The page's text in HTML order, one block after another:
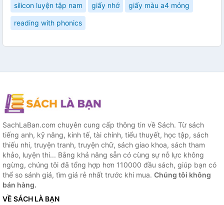
silicon luyện tập nam giấy nhớ giấy màu a4 mỏng
reading with phonics
SachLaBan.com chuyên cung cấp thông tin về Sách. Từ sách
tiếng anh, kỹ năng, kinh tế, tài chính, tiểu thuyết, học tập, sách
thiếu nhi, truyện tranh, truyện chữ, sách giao khoa, sách tham
khảo, luyện thi... Bằng khả năng sẵn có cùng sự nỗ lực không
ngừng, chúng tôi đã tổng hợp hơn 110000 đầu sách, giúp bạn có
thể so sánh giá, tìm giá rẻ nhất trước khi mua. Chúng tôi không
bán hàng.
VỀ SÁCH LÀ BẠN